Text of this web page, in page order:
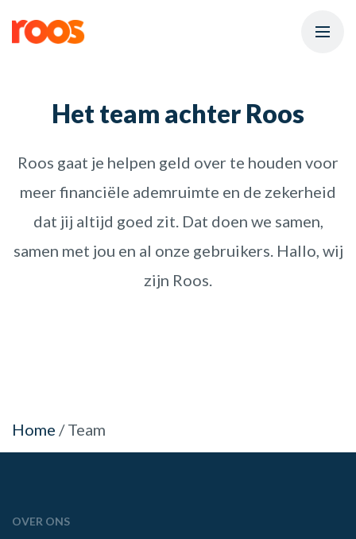
Het team achter Roos
Roos gaat je helpen geld over te houden voor
meer financiële ademruimte en de zekerheid
dat jij altijd goed zit. Dat doen we samen,
samen met jou en al onze gebruikers. Hallo, wij
zijn Roos.
Home /Team
OVER ONS